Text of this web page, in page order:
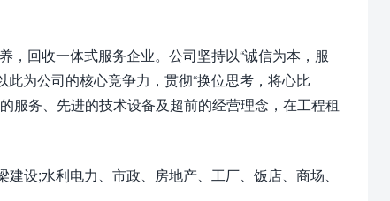
回收一体式服务企业。公司坚持以“诚信为本，服
此为公司的核心竞争力，贯彻“换位思考，将心比
服务、先进的技术设备及超前的经营理念，在工程租
;水利电力、市政、房地产、工厂、饭店、商场、